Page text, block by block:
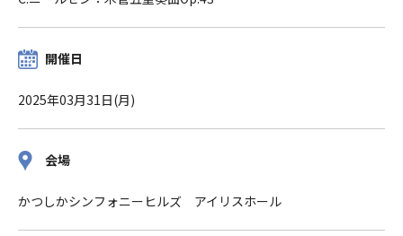
開催日
2025年03月31日(月)
会場
かつしかシンフォニーヒルズ アイリスホール